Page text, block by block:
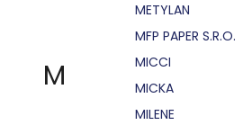
M
METYLAN
MFP PAPER S.R.O.
MICCI
MICKA
MILENE